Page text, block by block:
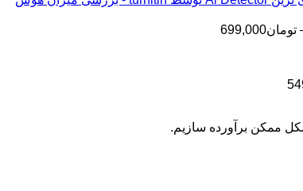
تومان399,000
تا
تومان699,000محدوده
تا ممکن برآورده سازیم.